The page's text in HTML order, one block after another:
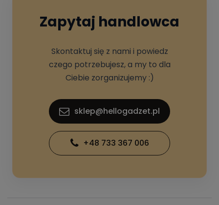
Zapytaj handlowca
Skontaktuj się z nami i powiedz
czego potrzebujesz, a my to dla
Ciebie zorganizujemy :)
sklep@hellogadzet.pl
+48 733 367 006